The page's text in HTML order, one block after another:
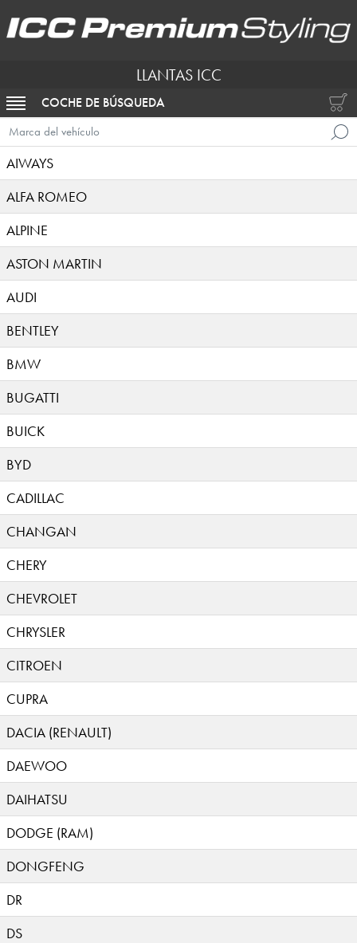
LLANTAS ICC
ACTIVAR NAVEGACIÓN
COCHE DE BÚSQUEDA
Marca del vehículo
AIWAYS
ALFA ROMEO
ALPINE
ASTON MARTIN
AUDI
BENTLEY
BMW
BUGATTI
BUICK
BYD
CADILLAC
CHANGAN
CHERY
CHEVROLET
CHRYSLER
CITROEN
CUPRA
DACIA (RENAULT)
DAEWOO
DAIHATSU
DODGE (RAM)
DONGFENG
DR
DS